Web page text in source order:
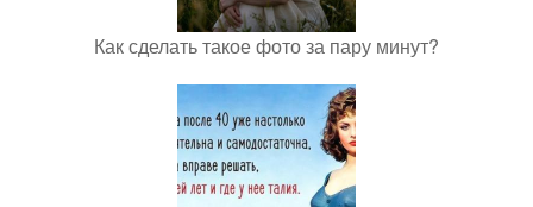
Как сделать такое фото за пару минут?